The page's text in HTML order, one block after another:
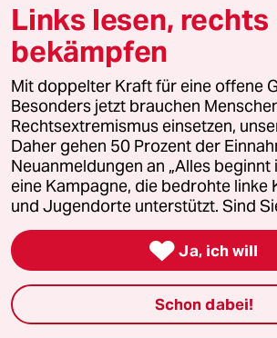
Budget von Kongos Regierung
Kein Geld für die Wahl
Der Regierungshaushalt Kongos
Dollar, die Wahl soll 1,8 Milliarden
Finanzminister, das sei zu teuer.
Links lesen, rechts
bekämpfen
Mit doppelter Kraft für eine offene
Besonders jetzt brauchen
Rechtsextremismus einsetzen,
Daher gehen 50 Prozent der
Neuanmeldungen an „Alles beginnt
eine Kampagne, die bedrohte linke
und Jugendorte unterstützt. Sind
 Ja, ich will
Schon dabei!